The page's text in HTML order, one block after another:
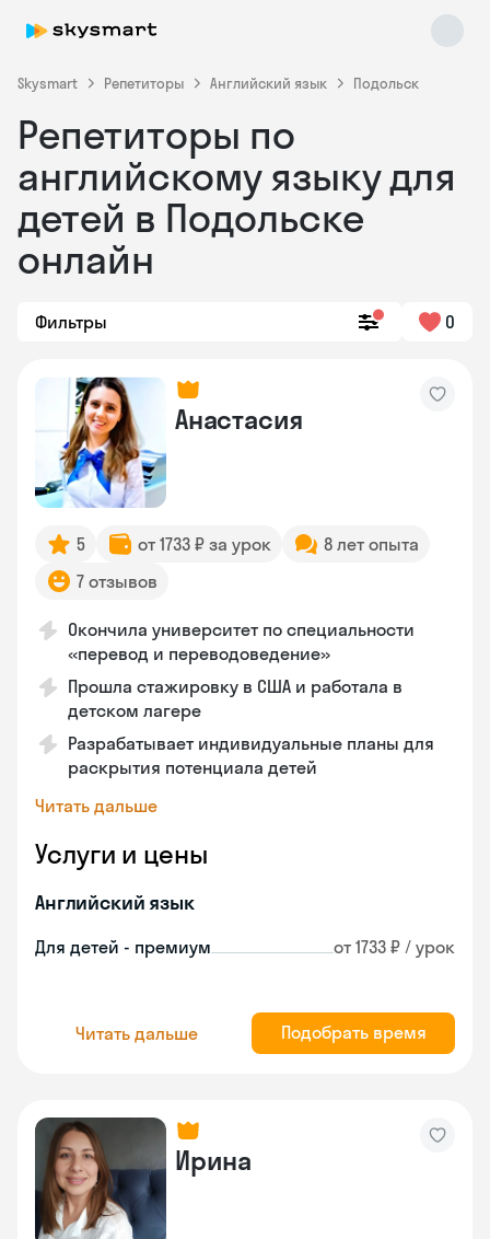
Skysmart Репетиторы Английский язык Подольск
Репетиторы по
английскому языку для
детей в Подольске
онлайн
Фильтры 0
Анастасия
5 от 1733 ₽ за урок
8 лет опыта
7 отзывов
Окончила университет по специальности
«перевод и переводоведение»
Прошла стажировку в США и работала в
детском лагере
Разрабатывает индивидуальные планы для
раскрытия потенциала детей
Читать дальше
Услуги и цены
Английский язык
Для детей - премиум от 1733 ₽ / урок
Читать дальше Подобрать время
Ирина